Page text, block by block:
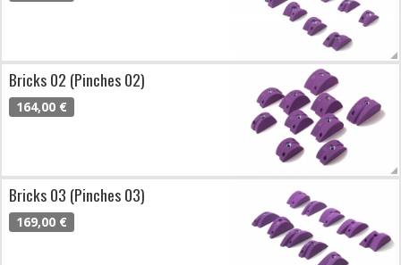
Bricks 02 (Pinches 02)
164,00 €
Bricks 03 (Pinches 03)
169,00 €